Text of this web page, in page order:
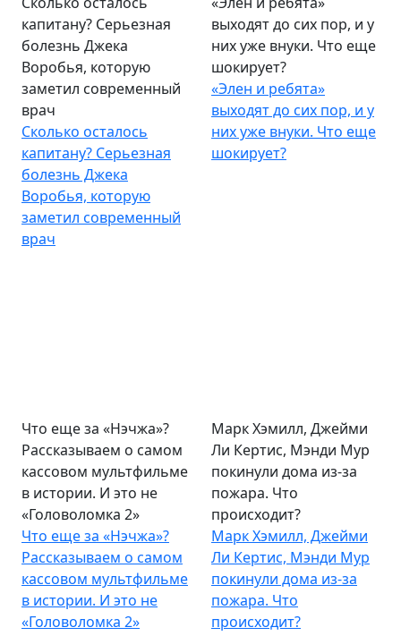
капитану? Серьезная
болезнь Джека
Воробья, которую
заметил современный
врач
Сколько осталось
капитану? Серьезная
болезнь Джека
Воробья, которую
заметил современный
врач
выходят до сих пор, и у
них уже внуки. Что еще
шокирует?
«Элен и ребята»
выходят до сих пор, и у
них уже внуки. Что еще
шокирует?
Что еще за «Нэчжа»?
Рассказываем о самом
кассовом мультфильме
в истории. И это не
«Головоломка 2»
Что еще за «Нэчжа»?
Рассказываем о самом
кассовом мультфильме
в истории. И это не
«Головоломка 2»
Марк Хэмилл, Джейми
Ли Кертис, Мэнди Мур
покинули дома из-за
пожара. Что
происходит?
Марк Хэмилл, Джейми
Ли Кертис, Мэнди Мур
покинули дома из-за
пожара. Что
происходит?